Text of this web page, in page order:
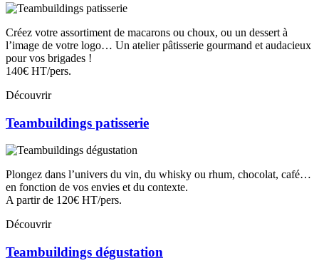
Créez votre assortiment de macarons ou choux, ou un dessert à
l’image de votre logo… Un atelier pâtisserie gourmand et audacieux
pour vos brigades !
140€ HT/pers.
Découvrir
Teambuildings patisserie
Plongez dans l’univers du vin, du whisky ou rhum, chocolat, café…
en fonction de vos envies et du contexte.
A partir de 120€ HT/pers.
Découvrir
Teambuildings dégustation